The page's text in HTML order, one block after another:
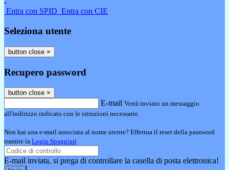
-
Entra con SPID Entra con CIE
Seleziona utente
button close ×
Recupero password
button close ×
E-mail Verrà inviato un messaggio
all'indirizzo indicato con le istruzioni necessarie.
Non hai una e-mail associata al nome utente? Effettua il reset della password
tramite la Login Spaggiari
E-mail inviata, si prega di controllare la casella di posta elettronica!